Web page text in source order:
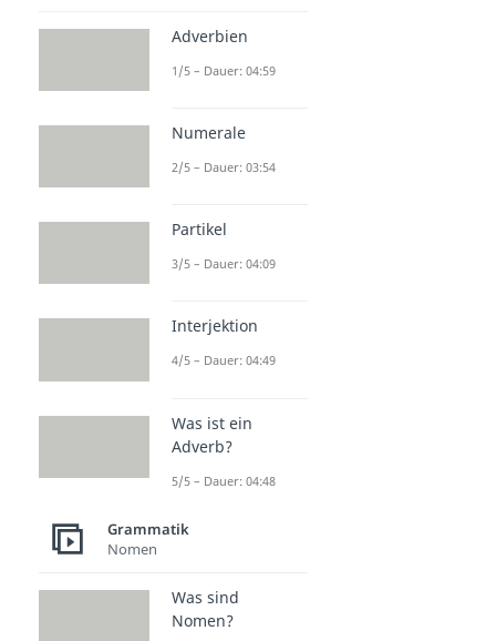
Adverbien
1/5 – Dauer: 04:59
Numerale
2/5 – Dauer: 03:54
Partikel
3/5 – Dauer: 04:09
Interjektion
4/5 – Dauer: 04:49
Was ist ein
Adverb?
5/5 – Dauer: 04:48
Grammatik
Nomen
Was sind
Nomen?